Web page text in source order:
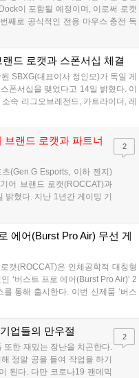
이 포함될 예정이며, 이로써 로캣
째로 공식적인 전용 마우스 충전 독
설립자이자 Turtle Beach의 PC
존 유선 Kone XP에 대한 시장의 반
시 무선 버전을 요청했습니다. 그래
했으며, 지금부터 한 달 이내에 사용
리게 되어 기쁩니다"라고 해외 외신
드 로캣과 스폰서십 체결
SBXG(대표이사 정인모)가 독일 게
폰서십을 맺었다고 14일 밝혔다. 이
속 리그오브레전드, 카트라이더, 레
프트 팀 유니폼 스폰서에 합류하고,
브랜드 로캣과 파트너
(Gen.G Esports, 이하 젠지)
어 브랜드 로캣(ROCCAT)과
밝혔다. 지난 1년간 게이밍 기
적인 파트너십을 보여준 젠
브레전드 팀과 함께 배틀그라
2
에어(Burst Pro Air) 무선 게
캣(ROCCAT)은 인체공학적 대칭형
‘버스트 프로 에어(Burst Pro Air)’ 2
통해 출시한다. 이번 신제품 ‘버스
2020년에 출시한 버스트 시리즈의
업들의 만우절
또한 재밌는 장난을 치곤한다.
정말 공을 들여 작업을 하기
된다. 다만 코로나19 팬데믹
2